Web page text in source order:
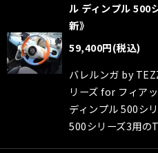
ル ディンプル 500
新》
59,400円(税込)
バレルンガ by
リーズ for フィア
ディンプル 500シ
500シリーズ3用